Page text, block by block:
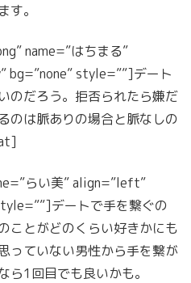
す。
name=”はちまる”
style=””]デート
のだろう。拒否られたら嫌だ
のは脈ありの場合と脈なしの
らい美” align=”left”
デートで手を繋ぐの
ことがどのくらい好きかにも
っていない男性から手を繋が
ら1回目でも良いかも。